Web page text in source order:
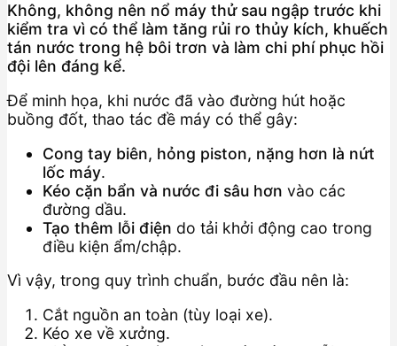
Không, không nên nổ máy thử sau ngập trước khi
kiểm tra vì có thể làm tăng rủi ro thủy kích, khuếch
tán nước trong hệ bôi trơn và làm chi phí phục hồi
đội lên đáng kể.
Để minh họa, khi nước đã vào đường hút hoặc
buồng đốt, thao tác đề máy có thể gây:
Cong tay biên, hỏng piston, nặng hơn là nứt
lốc máy.
Kéo cặn bẩn và nước đi sâu hơn vào các
đường dầu.
Tạo thêm lỗi điện do tải khởi động cao trong
điều kiện ẩm/chập.
Vì vậy, trong quy trình chuẩn, bước đầu nên là:
Cắt nguồn an toàn (tùy loại xe).
Kéo xe về xưởng.